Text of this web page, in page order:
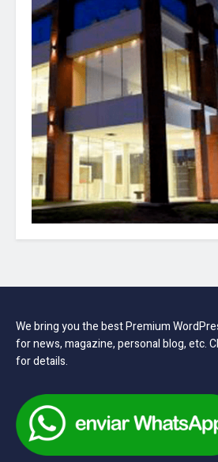
We bring you the best Premium
for news, magazine, personal blog, etc.
for details.